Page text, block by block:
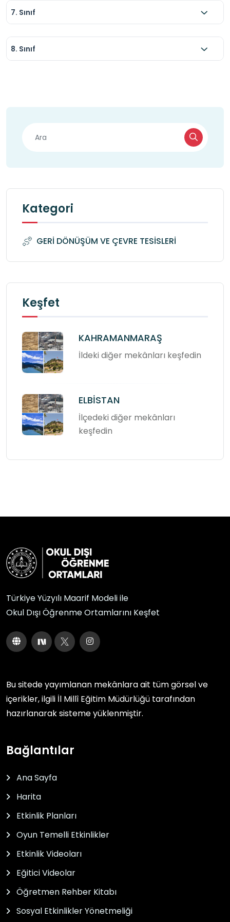
gözlem defteri getirmeleri tavsiye edilir.
7. Sınıf
8. Sınıf
Kategori
GERİ DÖNÜŞÜM VE ÇEVRE TESİSLERİ
Keşfet
KAHRAMANMARAŞ
İldeki diğer mekânları keşfedin
ELBİSTAN
İlçedeki diğer mekânları
keşfedin
Türkiye Yüzyılı Maarif Modeli ile
Okul Dışı Öğrenme Ortamlarını Keşfet
Bu sitede yayımlanan mekânlara ait tüm görsel ve
içerikler, ilgili İl Millî Eğitim Müdürlüğü tarafından
hazırlanarak sisteme yüklenmiştir.
Bağlantılar
Ana Sayfa
Harita
Etkinlik Planları
Oyun Temelli Etkinlikler
Etkinlik Videoları
Eğitici Videolar
Öğretmen Rehber Kitabı
Sosyal Etkinlikler Yönetmeliği